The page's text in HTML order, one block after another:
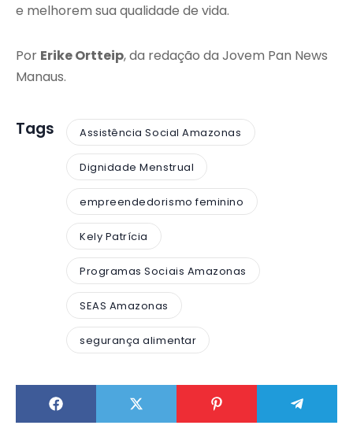
e melhorem sua qualidade de vida.
Por Erike Ortteip, da redação da Jovem Pan News
Manaus.
Tags Assistência Social Amazonas
Dignidade Menstrual
empreendedorismo feminino
Kely Patrícia
Programas Sociais Amazonas
SEAS Amazonas
segurança alimentar